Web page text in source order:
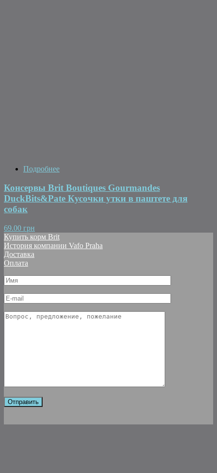
Подробнее
Консервы Brit Boutiques Gourmandes
DuckBits&Pate Кусочки утки в паштете для
собак
69.00 грн
Купить корм Brit
История компании Vafo Praha
Доставка
Оплата